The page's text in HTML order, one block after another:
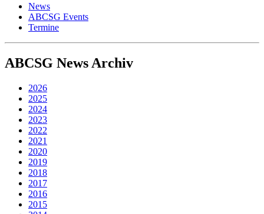
News
ABCSG Events
Termine
ABCSG News Archiv
2026
2025
2024
2023
2022
2021
2020
2019
2018
2017
2016
2015